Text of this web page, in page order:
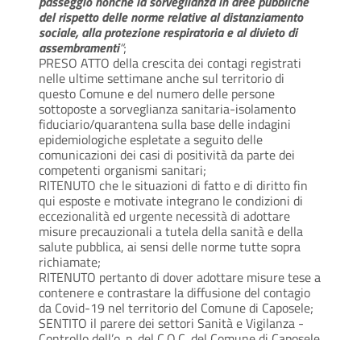
del rispetto delle norme relative al distanziamento
sociale, alla protezione respiratoria e al divieto di
assembramenti“;
PRESO ATTO della crescita dei contagi registrati
nelle ultime settimane anche sul territorio di
questo Comune e del numero delle persone
sottoposte a sorveglianza sanitaria-isolamento
fiduciario/quarantena sulla base delle indagini
epidemiologiche espletate a seguito delle
comunicazioni dei casi di positività da parte dei
competenti organismi sanitari;
RITENUTO che le situazioni di fatto e di diritto fin
qui esposte e motivate integrano le condizioni di
eccezionalità ed urgente necessità di adottare
misure precauzionali a tutela della sanità e della
salute pubblica, ai sensi delle norme tutte sopra
richiamate;
RITENUTO pertanto di dover adottare misure tese a
contenere e contrastare la diffusione del contagio
da Covid-19 nel territorio del Comune di Caposele;
SENTITO il parere dei settori Sanità e Vigilanza -